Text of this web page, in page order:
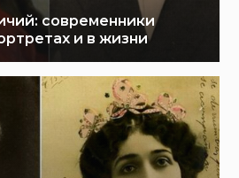
современники
и в жизни